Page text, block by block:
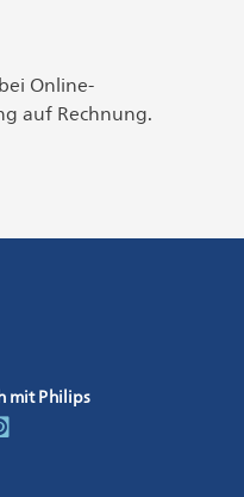
Online-
auf Rechnung.
mit Philips